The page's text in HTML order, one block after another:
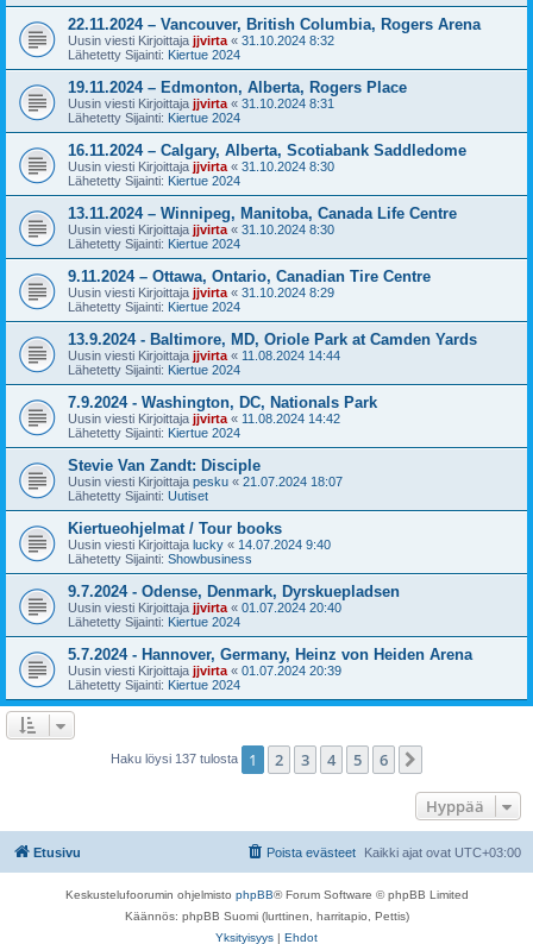
22.11.2024 – Vancouver, British Columbia, Rogers Arena
Uusin viesti Kirjoittaja jjvirta « 31.10.2024 8:32
Lähetetty Sijainti: Kiertue 2024
19.11.2024 – Edmonton, Alberta, Rogers Place
Uusin viesti Kirjoittaja jjvirta « 31.10.2024 8:31
Lähetetty Sijainti: Kiertue 2024
16.11.2024 – Calgary, Alberta, Scotiabank Saddledome
Uusin viesti Kirjoittaja jjvirta « 31.10.2024 8:30
Lähetetty Sijainti: Kiertue 2024
13.11.2024 – Winnipeg, Manitoba, Canada Life Centre
Uusin viesti Kirjoittaja jjvirta « 31.10.2024 8:30
Lähetetty Sijainti: Kiertue 2024
9.11.2024 – Ottawa, Ontario, Canadian Tire Centre
Uusin viesti Kirjoittaja jjvirta « 31.10.2024 8:29
Lähetetty Sijainti: Kiertue 2024
13.9.2024 - Baltimore, MD, Oriole Park at Camden Yards
Uusin viesti Kirjoittaja jjvirta « 11.08.2024 14:44
Lähetetty Sijainti: Kiertue 2024
7.9.2024 - Washington, DC, Nationals Park
Uusin viesti Kirjoittaja jjvirta « 11.08.2024 14:42
Lähetetty Sijainti: Kiertue 2024
Stevie Van Zandt: Disciple
Uusin viesti Kirjoittaja pesku « 21.07.2024 18:07
Lähetetty Sijainti: Uutiset
Kiertueohjelmat / Tour books
Uusin viesti Kirjoittaja lucky « 14.07.2024 9:40
Lähetetty Sijainti: Showbusiness
9.7.2024 - Odense, Denmark, Dyrskuepladsen
Uusin viesti Kirjoittaja jjvirta « 01.07.2024 20:40
Lähetetty Sijainti: Kiertue 2024
5.7.2024 - Hannover, Germany, Heinz von Heiden Arena
Uusin viesti Kirjoittaja jjvirta « 01.07.2024 20:39
Lähetetty Sijainti: Kiertue 2024
Haku löysi 137 tulosta 1 2 3 4 5 6
Hyppää
Etusivu Kaikki ajat ovat UTC+03:00
Poista evästeet
Keskustelufoorumin ohjelmisto phpBB® Forum Software © phpBB Limited
Käännös: phpBB Suomi (lurttinen, harritapio, Pettis)
Yksityisyys | Ehdot